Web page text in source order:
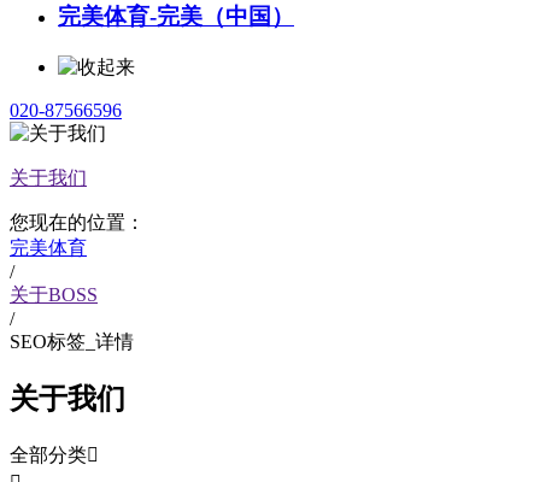
完美体育-完美（中国）
020-87566596
关于我们
您现在的位置：
完美体育
/
关于BOSS
/
SEO标签_详情
关于我们
全部分类